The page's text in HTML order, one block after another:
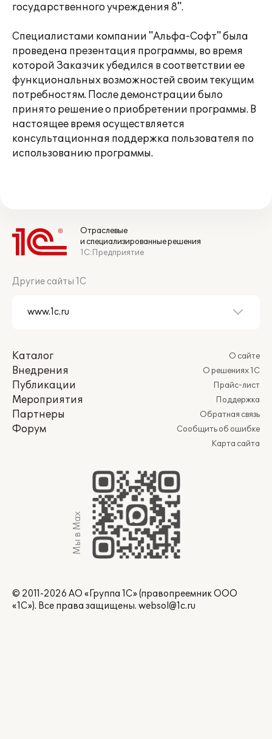
государственного учреждения 8".
Специалистами компании "Альфа-Софт" была
проведена презентация программы, во время
которой Заказчик убедился в соответствии ее
функциональных возможностей своим текущим
потребностям. После демонстрации было
принято решение о приобретении программы. В
настоящее время осуществляется
консультационная поддержка пользователя по
использованию программы.
Отраслевые
и специализированные решения
1С:Предприятие
Другие сайты 1С
Каталог
Внедрения
Публикации
Мероприятия
Партнеры
Форум
О сайте
О решениях 1С
Прайс-лист
Поддержка
Обратная связь
Сообщить об ошибке
Карта сайта
Мы в Max
© 2011-2026 АО «Группа 1С» (правопреемник ООО
«1С»). Все права защищены. websol@1c.ru